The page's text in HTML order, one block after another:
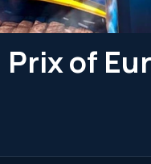
of